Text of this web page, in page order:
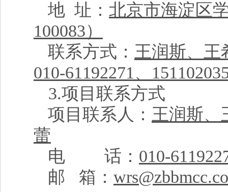
地 址： 北京市海淀区
100083）
联系方式： 王润斯、王
010-61192271、
3.项目联系方式
项目联系人： 王润斯、
蕾
电 话： 010-
邮 箱：